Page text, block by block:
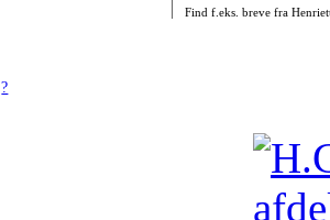
?
Find f.eks. breve fra